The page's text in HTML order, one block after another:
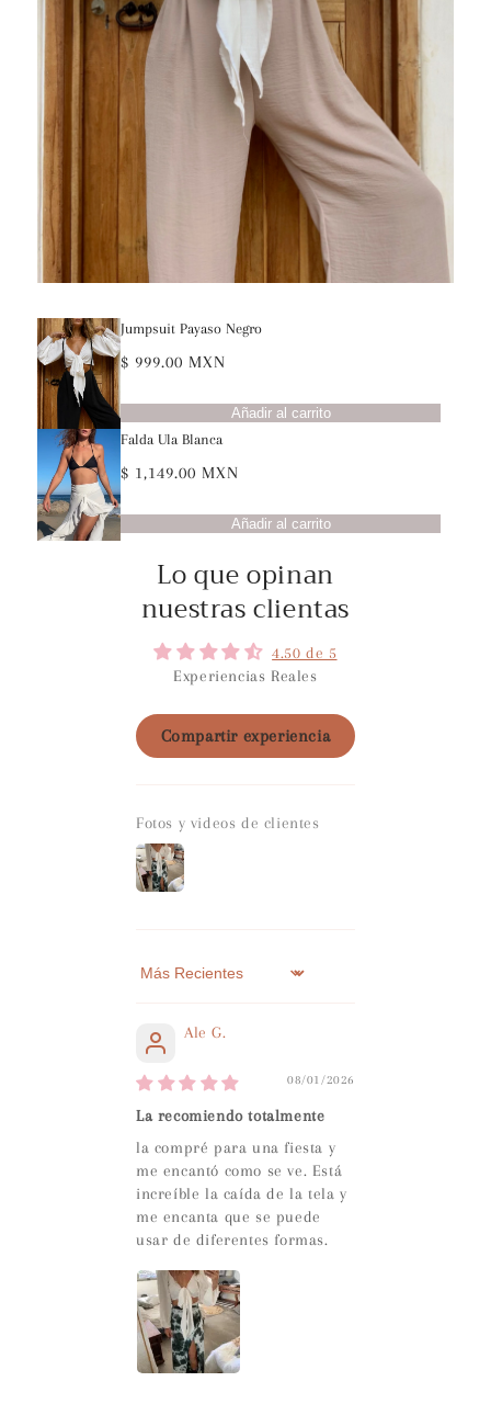
Jumpsuit Payaso Negro
$ 999.00 MXN
Añadir al carrito
Falda Ula Blanca
$ 1,149.00 MXN
Añadir al carrito
Lo que opinan
nuestras clientas
4.50 de 5
Experiencias Reales
Compartir experiencia
Fotos y videos de clientes
Sort by
Ale G.
08/01/2026
La recomiendo totalmente
la compré para una fiesta y
me encantó como se ve. Está
increíble la caída de la tela y
me encanta que se puede
usar de diferentes formas.